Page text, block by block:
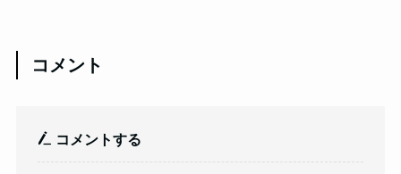
コメント
コメントする